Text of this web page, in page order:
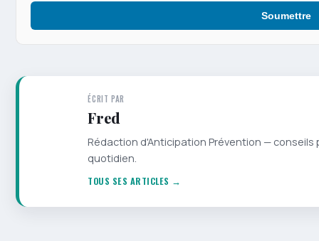
Soumettre
ÉCRIT PAR
Fred
Rédaction d'Anticipation Prévention —
quotidien.
TOUS SES ARTICLES →